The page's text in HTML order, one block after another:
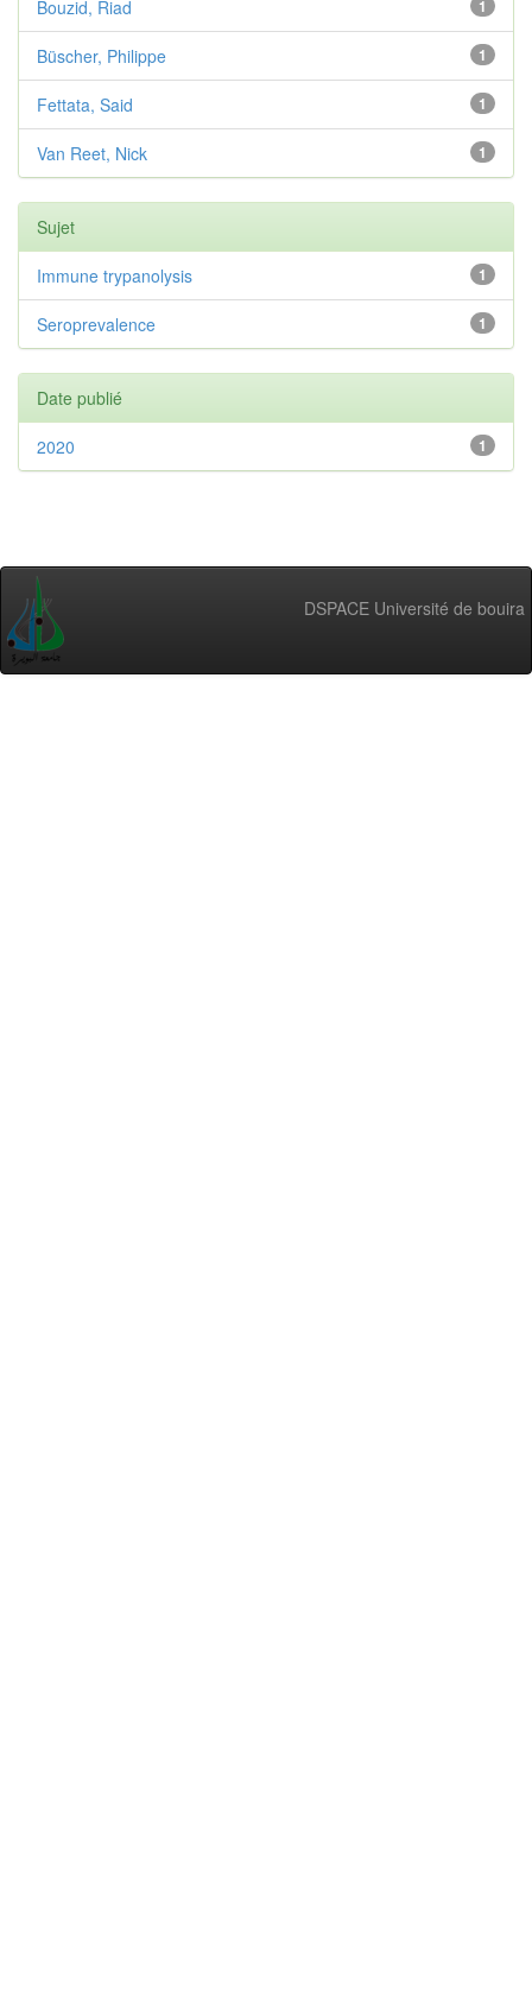
1
Bouzid, Riad
1
Büscher, Philippe
1
Fettata, Said
1
Van Reet, Nick
Sujet
1
Immune trypanolysis
1
Seroprevalence
Date publié
1
2020
DSPACE Université de bouira